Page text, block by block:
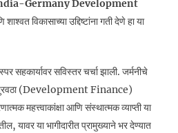
(India-Germany Development
विकासाच्या उद्दिष्टांना गती देणे हा या
सहकार्यावर सविस्तर चर्चा झाली. जर्मनीचे
पुरवठा (Development Finance)
महत्त्वाकांक्षा आणि संस्थात्मक व्याप्ती या
यावर या भागीदारीत प्रामुख्याने भर देण्यात